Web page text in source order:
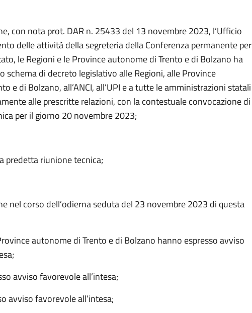
con nota prot. DAR n. 25433 del 13 novembre 2023, l’Ufficio
delle attività della segreteria della Conferenza permanente per
le Regioni e le Province autonome di Trento e di Bolzano ha
schema di decreto legislativo alle Regioni, alle Province
e di Bolzano, all’ANCI, all’UPI e a tutte le amministrazioni statali
alle prescritte relazioni, con la contestuale convocazione di
per il giorno 20 novembre 2023;
predetta riunione tecnica;
nel corso dell’odierna seduta del 23 novembre 2023 di questa
autonome di Trento e di Bolzano hanno espresso avviso
avviso favorevole all’intesa;
avviso favorevole all’intesa;